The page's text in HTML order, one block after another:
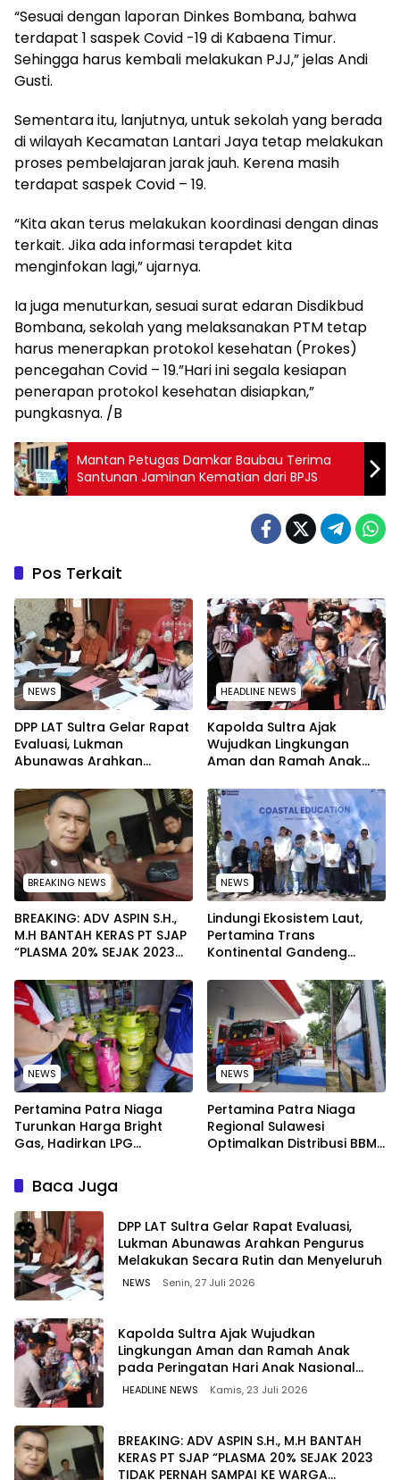
“Sesuai dengan laporan Dinkes Bombana, bahwa
terdapat 1 saspek Covid -19 di Kabaena Timur.
Sehingga harus kembali melakukan PJJ,” jelas Andi
Gusti.
Sementara itu, lanjutnya, untuk sekolah yang berada
di wilayah Kecamatan Lantari Jaya tetap melakukan
proses pembelajaran jarak jauh. Kerena masih
terdapat saspek Covid – 19.
“Kita akan terus melakukan koordinasi dengan dinas
terkait. Jika ada informasi terapdet kita
menginfokan lagi,” ujarnya.
Ia juga menuturkan, sesuai surat edaran Disdikbud
Bombana, sekolah yang melaksanakan PTM tetap
harus menerapkan protokol kesehatan (Prokes)
pencegahan Covid – 19.”Hari ini segala kesiapan
penerapan protokol kesehatan disiapkan,”
pungkasnya. /B
Mantan Petugas Damkar Baubau Terima
Santunan Jaminan Kematian dari BPJS
Pos Terkait
NEWS
‎DPP LAT Sultra Gelar Rapat
Evaluasi, Lukman
Abunawas Arahkan
Secara Rutin dan
Menyeluruh
HEADLINE NEWS
Kapolda Sultra Ajak
Wujudkan Lingkungan
Aman dan Ramah Anak
Nasional 2026
BREAKING NEWS
BREAKING: ADV ASPIN S.H.,
M.H BANTAH KERAS PT SJAP
“PLASMA 20% SEJAK 2023
WARGA WAWOONE!
NEWS
Lindungi Ekosistem Laut,
Pertamina Trans
Kontinental Gandeng
Kebersihan Pantai di
Bitung, Sulawesi
NEWS
Pertamina Patra Niaga
Turunkan Harga Bright
Gas, Hadirkan LPG
Lebih Kompetitif
NEWS
Pertamina Patra Niaga
Regional Sulawesi
Optimalkan Distribusi BBM
Baca Juga
‎DPP LAT Sultra Gelar Rapat Evaluasi,
Lukman Abunawas Arahkan Pengurus
Melakukan Secara Rutin dan Menyeluruh
NEWS Senin, 27 Juli 2026
Kapolda Sultra Ajak Wujudkan
Lingkungan Aman dan Ramah Anak
pada Peringatan Hari Anak Nasional
2026
HEADLINE NEWS Kamis, 23 Juli 2026
BREAKING: ADV ASPIN S.H., M.H BANTAH
KERAS PT SJAP “PLASMA 20% SEJAK 2023
TIDAK PERNAH SAMPAI KE WARGA